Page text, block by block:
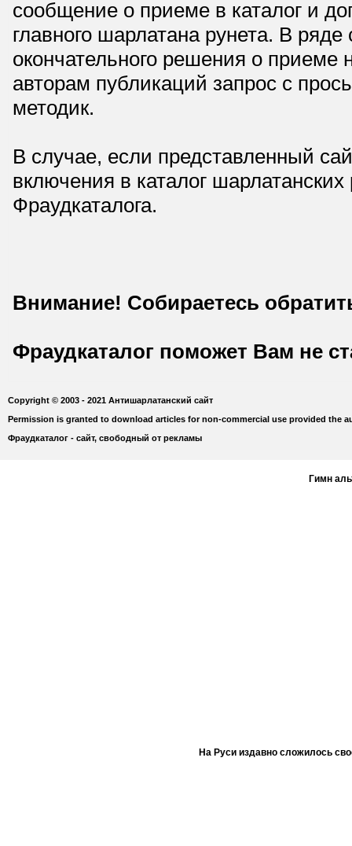
сообщение о приеме в каталог и
главного шарлатана рунета. В
окончательного решения о приеме
авторам публикаций запрос с
методик.
В случае, если представленный
включения в каталог
Фраудкаталога.
Внимание! Собираетесь
Фраудкаталог поможет Вам не
Copyright © 2003 - 2021 Антишарлатанский сайт
Permission is granted to download articles for non-commercial use provided the
Фраудкаталог - сайт, свободный от рекламы
Гимн
На Руси издавно сложилось